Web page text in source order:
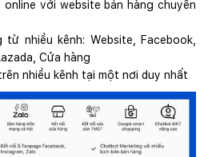
online với website bán hàng chuyên
nhiều kênh: Website, Facebook,
Cửa hàng
nhiều kênh tại một nơi duy nhất